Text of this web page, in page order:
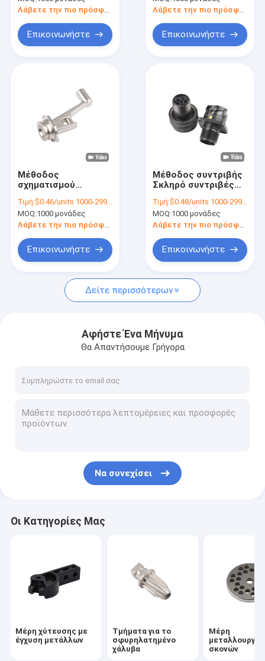
Βίντεο
Σχετικά με εμάς
Επικοινωνήστε μαζί μας
Ειδήσεις
Ζητήστε μια προσφορά
Τμήματα για το σφυρηλατημένο χάλυβα
Μέρη μεταλλουργίας σκονών
Μέρη επεξεργασίας CNC
Μέρος AEG Airsoft Accessories
Λάβετε την πιο πρόσφατη τιμή
Επικοινωνήστε
Λάβετε την πιο πρόσφατη τιμή
Επικοινωνήστε
Μέθοδος
σχηματισμού
Σφραγίδωση
Σφραγίδωσης Ατσάλι
Τιμή:$0.46/units 1000-2999 units
MOQ:1000 μονάδες
Λάβετε την πιο πρόσφατη τιμή
Επικοινωνήστε
Μέθοδος συντριβής
Σκληρό συντριβές
καλώδιο Shell για το
τερματικό φόρτισης
ενέργειας
Τιμή:$0.48/units 1000-2999 units
MOQ:1000 μονάδες
Λάβετε την πιο πρόσφατη τιμή
Επικοινωνήστε
Δείτε περισσότερων
Αφήστε Ένα Μήνυμα
Θα Απαντήσουμε Γρήγορα
Να συνεχίσει
Οι Κατηγορίες Μας
Μέρη χύτευσης με
έγχυση μετάλλων
Τμήματα για το
σφυρηλατημένο
χάλυβα
Μέρη
σκονών